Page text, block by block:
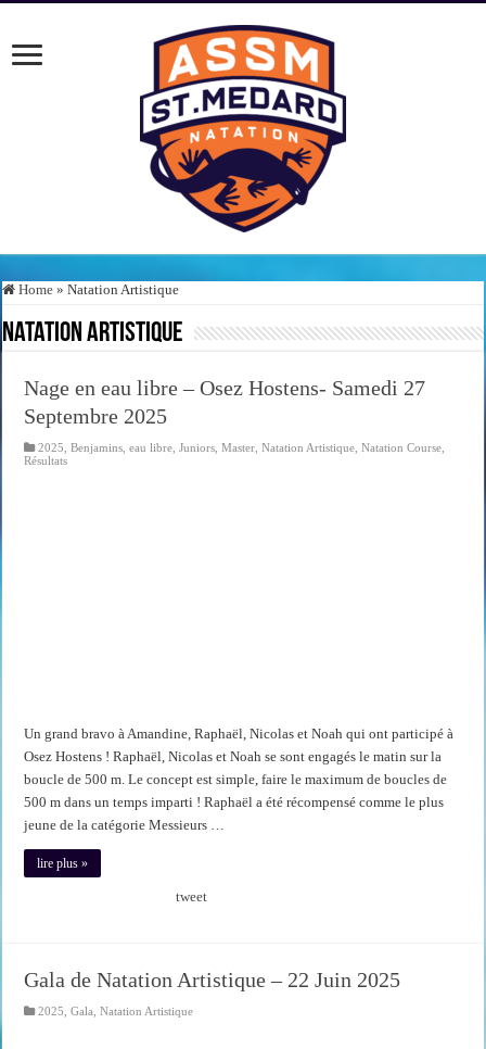
Home » Natation Artistique
Natation Artistique
Nage en eau libre – Osez Hostens- Samedi 27
Septembre 2025
2025 ,Benjamins ,eau libre ,Juniors ,Master ,Natation Artistique ,Natation Course
Résultats
Un grand bravo à Amandine, Raphaël, Nicolas et Noah qui ont participé à
Osez Hostens ! Raphaël, Nicolas et Noah se sont engagés le matin sur la
boucle de 500 m. Le concept est simple, faire le maximum de boucles de
500 m dans un temps imparti ! Raphaël a été récompensé comme le plus
jeune de la catégorie Messieurs …
lire plus »
tweet
Gala de Natation Artistique – 22 Juin 2025
2025 ,Gala ,Natation Artistique